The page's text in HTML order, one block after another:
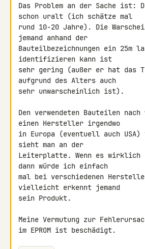
Das Problem an der Sache ist:
schon uralt (ich schätze mal
rund 10-20 Jahre). Die
jemand anhand der
Bauteilbezeichnungen ein 25m
identifizieren kann ist
sehr gering (außer er hat das
aufgrund des Alters auch
sehr unwarscheinlich ist).
Den verwendeten Bauteilen
einen Hersteller irgendwo
in Europa (eventuell auch
sieht man an der
Leiterplatte. Wenn es wirklich
dann würde ich einfach
mal bei verschiedenen
vielleicht erkennt jemand
sein Produkt.
Meine Vermutung zur
im EPROM ist beschädigt.